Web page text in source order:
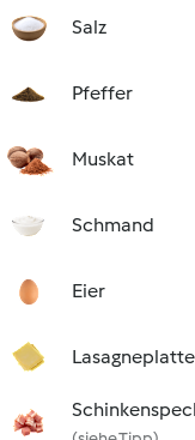
Salz
Pfeffer
Muskat
Schmand
Eier